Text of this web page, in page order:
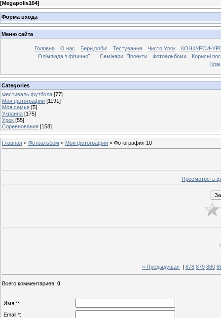
[Megapolis104]
Форма входа
Меню сайта
Головна О нас Бери,роби! Тестування Чисто Урок
КОНКУРСИ-
Олімпіада з фізичної...
Семінари. Проекти Фотоальбоми
Корисні
Categories
Фестиваль футбола [77]
Мои фотографии [1191]
Моя семья [5]
Украина [175]
Урок [55]
Соревнования [158]
Главная » Фотоальбом » Мои фотографии » Фотография 10
Просмотреть
« Предыдущая 878 879 880
Всего комментариев: 0
Имя *:
Email *: